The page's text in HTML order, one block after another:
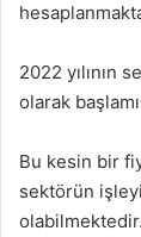
2022 yılının
olarak
Bu kesin bir
sektörün
olabilmektedir.